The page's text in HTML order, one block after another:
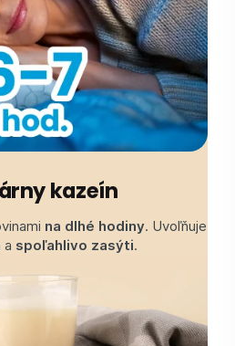
kazeín
na dlhé hodiny. Uvoľňuje
a spoľahlivo zasýti.